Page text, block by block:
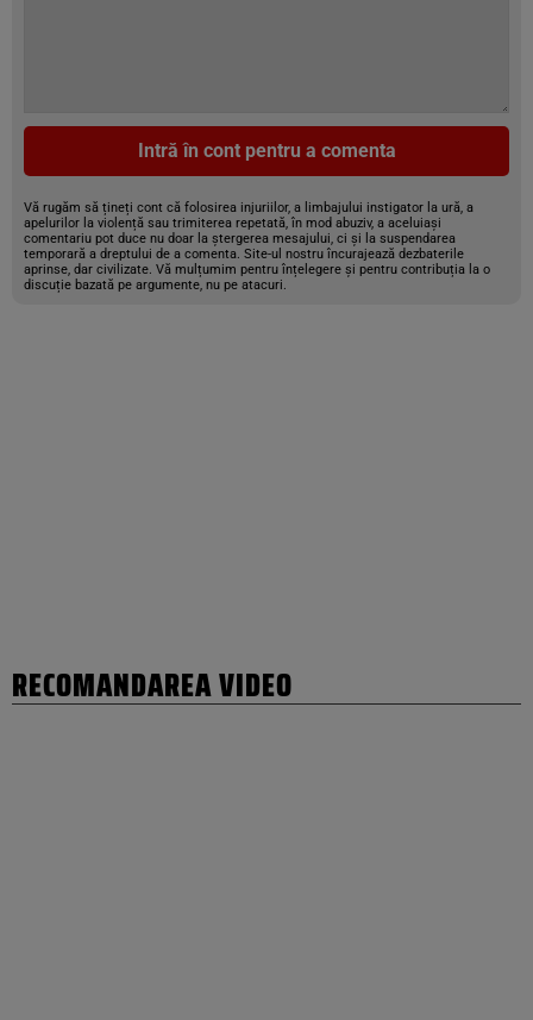
Intră în cont pentru a comenta
Vă rugăm să țineți cont că folosirea injuriilor, a limbajului instigator la ură, a
apelurilor la violență sau trimiterea repetată, în mod abuziv, a aceluiași
comentariu pot duce nu doar la ștergerea mesajului, ci și la suspendarea
temporară a dreptului de a comenta. Site-ul nostru încurajează dezbaterile
aprinse, dar civilizate. Vă mulțumim pentru înțelegere și pentru contribuția la o
discuție bazată pe argumente, nu pe atacuri.
RECOMANDAREA VIDEO